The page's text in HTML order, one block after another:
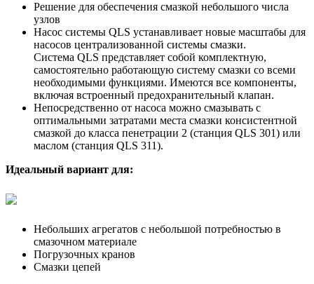
Решение для обеспечения смазкой небольшого числа
узлов
Насос системы QLS устанавливает новые масштабы для
насосов централизованной системы смазки.
Система QLS представляет собой комплектную,
самостоятельно работающую систему смазки со всеми
необходимыми функциями. Имеются все компоненты,
включая встроенный предохранительный клапан.
Непосредственно от насоса можно смазывать с
оптимальными затратами места смазки консистентной
смазкой до класса пенетрации 2 (станция QLS 301) или
маслом (станция QLS 311).
Идеальный вариант для:
Небольших агрегатов с небольшой потребностью в
смазочном материале
Погрузочных кранов
Смазки цепей